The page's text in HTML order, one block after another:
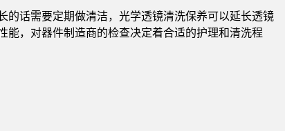
的话需要定期做清洁，光学透镜清洗保养可以延长透镜
，对器件制造商的检查决定着合适的护理和清洗程